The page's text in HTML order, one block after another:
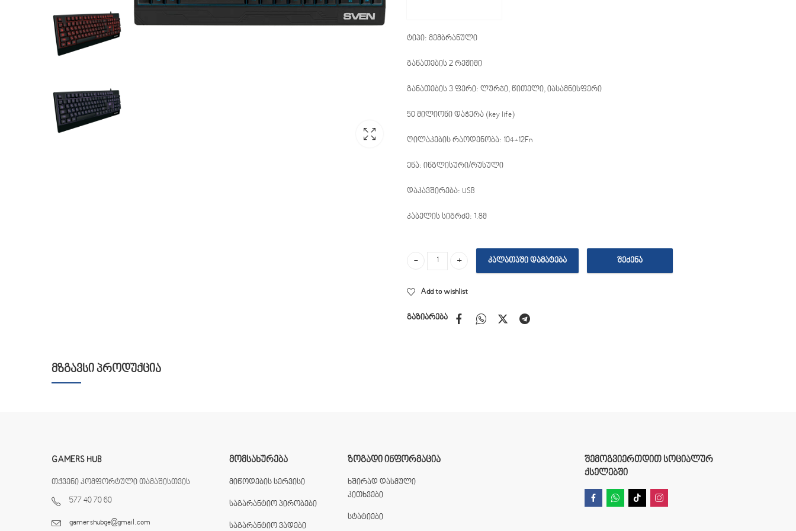
ტიპი: მემბრანული
განათების 2 რეჟიმი
განათების 3 ფერი: ლურჯი, წითელი, იასამნისფერი
50 მილიონი დაჭერა (key life)
ღილაკების რაოდენობა: 104+12Fn
ენა: ინგლისური/რუსული
დაკავშირება: USB
კაბელის სიგრძე: 1.8მ
ᲙᲐᲚᲐᲗᲐᲨᲘ ᲓᲐᲛᲐᲢᲔᲑᲐ ᲨᲔᲫᲔᲜᲐ
Add to wishlist
გაზიარება
ᲛᲖᲒᲐᲕᲡᲘ ᲞᲠᲝᲓᲣᲥᲪᲘᲐ
GAMERS HUB
თქვენი კომფორტული თამაშისთვის
577 40 70 60
gamershubge@gmail.com
ᲛᲝᲛᲡᲐᲮᲣᲠᲔᲑᲐ
მიწოდების სერვისი
საგარანტიო პირობები
საგარანტიო ვადები
ᲖᲝᲒᲐᲓᲘ ᲘᲜᲤᲝᲠᲛᲐᲪᲘᲐ
ხშირად დასმული
კითხვები
სტატიები
ᲨᲔᲛᲝᲒᲕᲘᲔᲠᲗᲓᲘᲗ ᲡᲝᲪᲘᲐᲚᲣᲠ
ᲥᲡᲔᲚᲔᲑᲨᲘ